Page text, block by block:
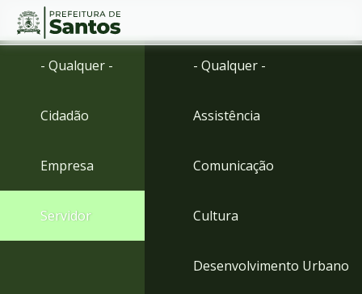
Ir
menu
para
Conteúdo
- Qualquer -
Cidadão
Empresa
Servidor
- Qualquer -
Assistência
Comunicação
Cultura
Desenvolvimento Urbano